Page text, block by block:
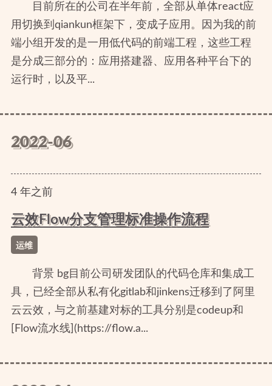
目前所在的公司在半年前，全部从单体react应
用切换到qiankun框架下，变成子应用。因为我的前
端小组开发的是一用低代码的前端工程，这些工程
是分成三部分的：应用搭建器、应用各种平台下的
运行时，以及平...
2022-06
4年之前
云效Flow分支管理标准操作流程
运维
背景 bg目前公司研发团队的代码仓库和集成工
具，已经全部从私有化gitlab和jinkens迁移到了阿里
云云效，与之前基建对标的工具分别是codeup和
[Flow流水线](https://flow.a...